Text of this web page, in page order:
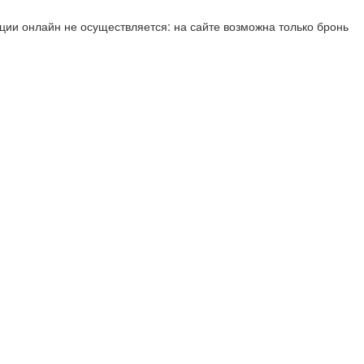
онлайн не осуществляется: на сайте возможна только бронь